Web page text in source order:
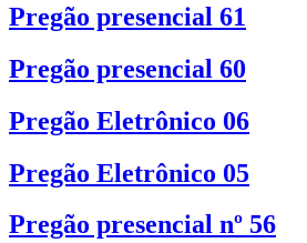
Pregão presencial 61
Pregão presencial 60
Pregão Eletrônico 06
Pregão Eletrônico 05
Pregão presencial nº 56